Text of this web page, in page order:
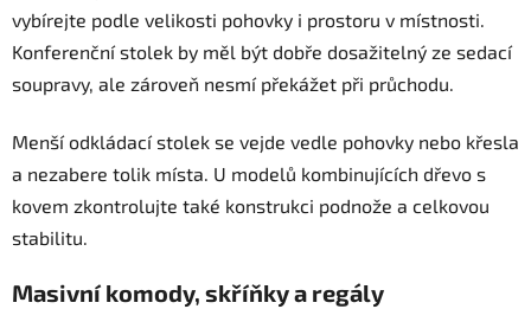
vybírejte podle velikosti pohovky i prostoru v místnosti.
Konferenční stolek by měl být dobře dosažitelný ze sedací
soupravy, ale zároveň nesmí překážet při průchodu.
Menší odkládací stolek se vejde vedle pohovky nebo křesla
a nezabere tolik místa. U modelů kombinujících dřevo s
kovem zkontrolujte také konstrukci podnože a celkovou
stabilitu.
Masivní komody, skříňky a regály